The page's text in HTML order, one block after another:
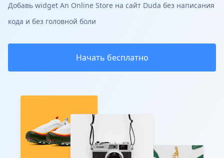
Добавь widget An Online Store на сайт Duda без написания
кода и без головной боли
Начать бесплатно